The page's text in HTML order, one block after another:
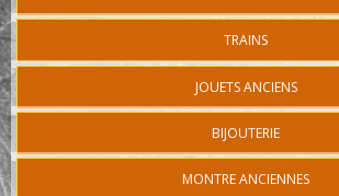
TRAINS
JOUETS ANCIENS
BIJOUTERIE
MONTRE ANCIENNES